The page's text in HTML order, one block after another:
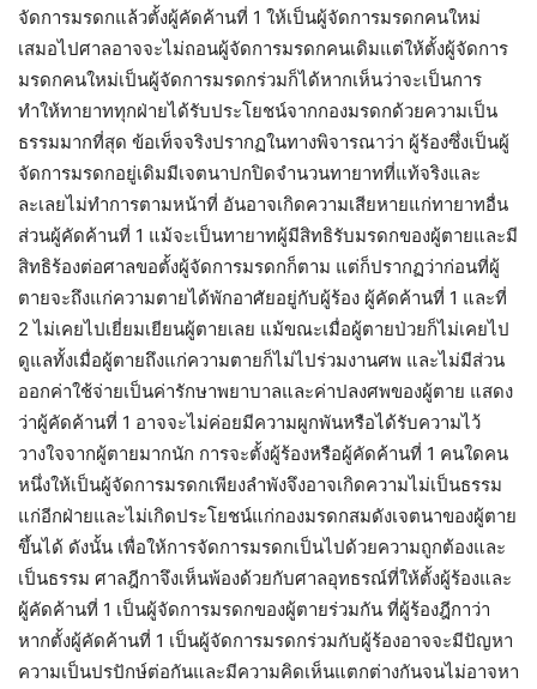
จัดการมรดกแล้วตั้งผู้คัดค้านที่ 1 ให้เป็นผู้จัดการมรดกคนใหม่
เสมอไปศาลอาจจะไม่ถอนผู้จัดการมรดกคนเดิมแต่ให้ตั้งผู้จัดการ
มรดกคนใหม่เป็นผู้จัดการมรดกร่วมก็ได้หากเห็นว่าจะเป็นการ
ทำให้ทายาททุกฝ่ายได้รับประโยชน์จากกองมรดกด้วยความเป็น
ธรรมมากที่สุด ข้อเท็จจริงปรากฏในทางพิจารณาว่า ผู้ร้องซึ่งเป็นผู้
จัดการมรดกอยู่เดิมมีเจตนาปกปิดจำนวนทายาทที่แท้จริงและ
ละเลยไม่ทำการตามหน้าที่ อันอาจเกิดความเสียหายแก่ทายาทอื่น
ส่วนผู้คัดค้านที่ 1 แม้จะเป็นทายาทผู้มีสิทธิรับมรดกของผู้ตายและมี
สิทธิร้องต่อศาลขอตั้งผู้จัดการมรดกก็ตาม แต่ก็ปรากฏว่าก่อนที่ผู้
ตายจะถึงแก่ความตายได้พักอาศัยอยู่กับผู้ร้อง ผู้คัดค้านที่ 1 และที่
2 ไม่เคยไปเยี่ยมเยียนผู้ตายเลย แม้ขณะเมื่อผู้ตายป่วยก็ไม่เคยไป
ดูแลทั้งเมื่อผู้ตายถึงแก่ความตายก็ไม่ไปร่วมงานศพ และไม่มีส่วน
ออกค่าใช้จ่ายเป็นค่ารักษาพยาบาลและค่าปลงศพของผู้ตาย แสดง
ว่าผู้คัดค้านที่ 1 อาจจะไม่ค่อยมีความผูกพันหรือได้รับความไว้
วางใจจากผู้ตายมากนัก การจะตั้งผู้ร้องหรือผู้คัดค้านที่ 1 คนใดคน
หนึ่งให้เป็นผู้จัดการมรดกเพียงลำพังจึงอาจเกิดความไม่เป็นธรรม
แก่อีกฝ่ายและไม่เกิดประโยชน์แก่กองมรดกสมดังเจตนาของผู้ตาย
ขึ้นได้ ดังนั้น เพื่อให้การจัดการมรดกเป็นไปด้วยความถูกต้องและ
เป็นธรรม ศาลฎีกาจึงเห็นพ้องด้วยกับศาลอุทธรณ์ที่ให้ตั้งผู้ร้องและ
ผู้คัดค้านที่ 1 เป็นผู้จัดการมรดกของผู้ตายร่วมกัน ที่ผู้ร้องฎีกาว่า
หากตั้งผู้คัดค้านที่ 1 เป็นผู้จัดการมรดกร่วมกับผู้ร้องอาจจะมีปัญหา
ความเป็นปรปักษ์ต่อกันและมีความคิดเห็นแตกต่างกันจนไม่อาจหา